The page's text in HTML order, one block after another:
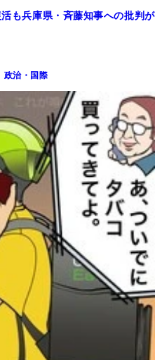
も兵庫県・斉藤知事への批判が
政治・国際